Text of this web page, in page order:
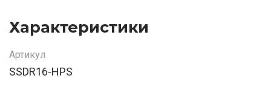
Характеристики
Артикул
SSDR16-HPS